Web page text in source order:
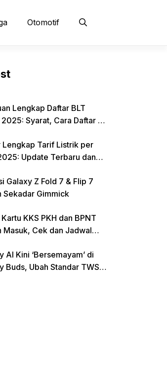
Otomotif
Lengkap Daftar BLT
2025: Syarat, Cara Daftar &
Lengkap Tarif Listrik per
Update Terbaru dan
Galaxy Z Fold 7 & Flip 7
Sekadar Gimmick
KKS PKH dan BPNT
Masuk, Cek dan Jadwal
AI Kini ‘Bersemayam’ di
Buds, Ubah Standar TWS